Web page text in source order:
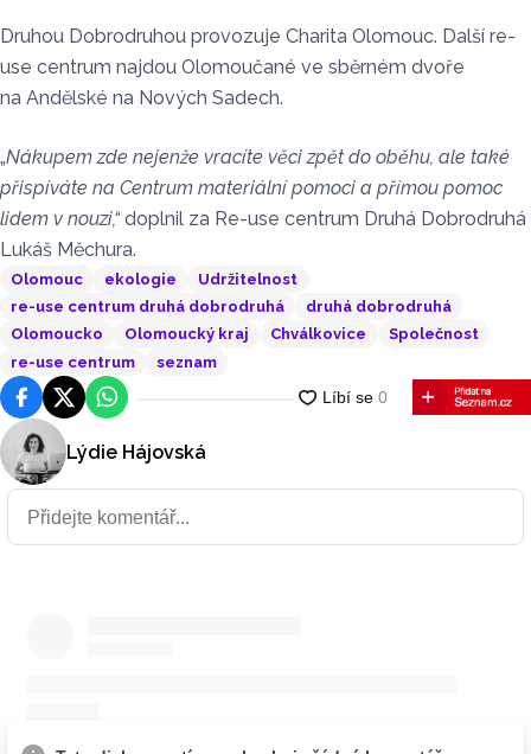
Druhou Dobrodruhou provozuje Charita Olomouc. Další re-
use centrum najdou Olomoučané ve sběrném dvoře
na Andělské na Nových Sadech.
„Nákupem zde nejenže vracíte věci zpět do oběhu, ale také
přispíváte na Centrum materiální pomoci a přímou pomoc
lidem v nouzi,“doplnil za Re-use centrum Druhá Dobrodruhá
Lukáš Měchura.
Olomouc ekologie
Udržitelnost
re-use centrum druhá dobrodruhá
druhá dobrodruhá
Olomoucko
Olomoucký kraj Chválkovice
Společnost
re-use centrum
seznam
FacebookPlatforma X
WhatsApp
Lýdie Hájovská